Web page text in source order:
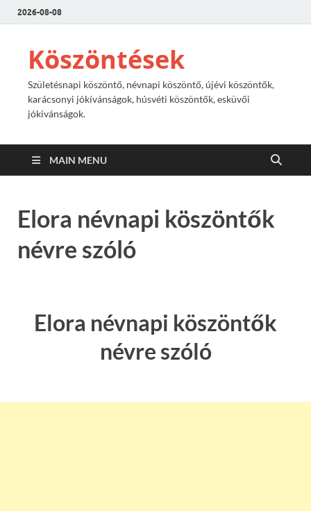
2026-08-08
Köszöntések
Születésnapi köszöntő, névnapi köszöntő, újévi köszöntők,
karácsonyi jókívánságok, húsvéti köszöntők, esküvői
jókivánságok.
MAIN MENU
Elora névnapi köszöntők
névre szóló
Elora névnapi köszöntők
névre szóló